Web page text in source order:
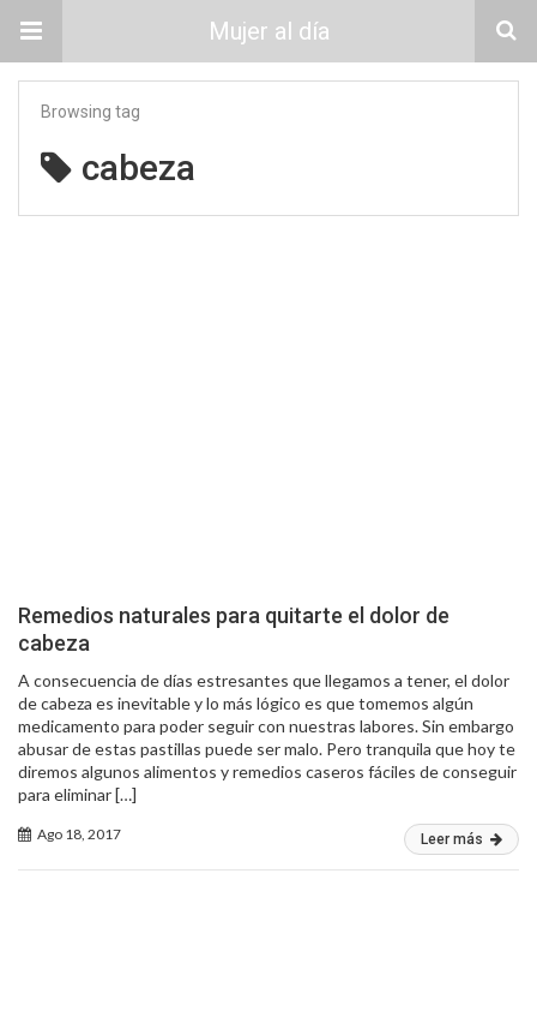
Mujer al día
Browsing tag
cabeza
Remedios naturales para quitarte el dolor de
cabeza
A consecuencia de días estresantes que llegamos a tener, el dolor
de cabeza es inevitable y lo más lógico es que tomemos algún
medicamento para poder seguir con nuestras labores. Sin embargo
abusar de estas pastillas puede ser malo. Pero tranquila que hoy te
diremos algunos alimentos y remedios caseros fáciles de conseguir
para eliminar […]
Ago 18, 2017 Leer más